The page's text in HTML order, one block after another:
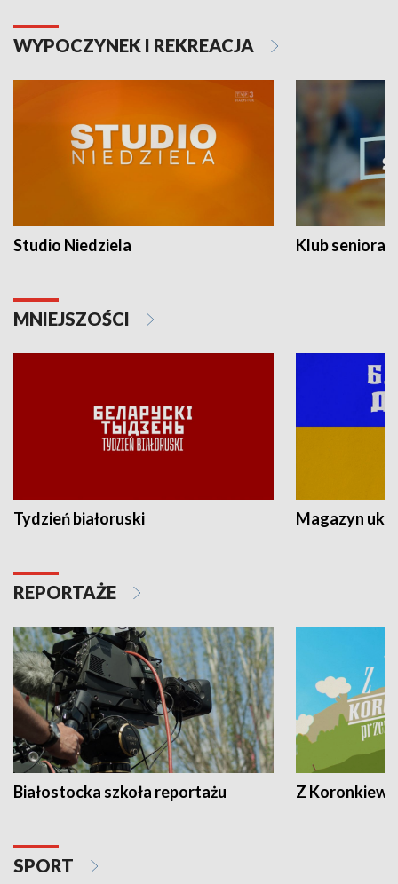
WYPOCZYNEK I REKREACJA
Studio Niedziela Klub seniora
MNIEJSZOŚCI
Tydzień białoruski Magazyn
REPORTAŻE
Białostocka szkoła reportażu Z
SPORT